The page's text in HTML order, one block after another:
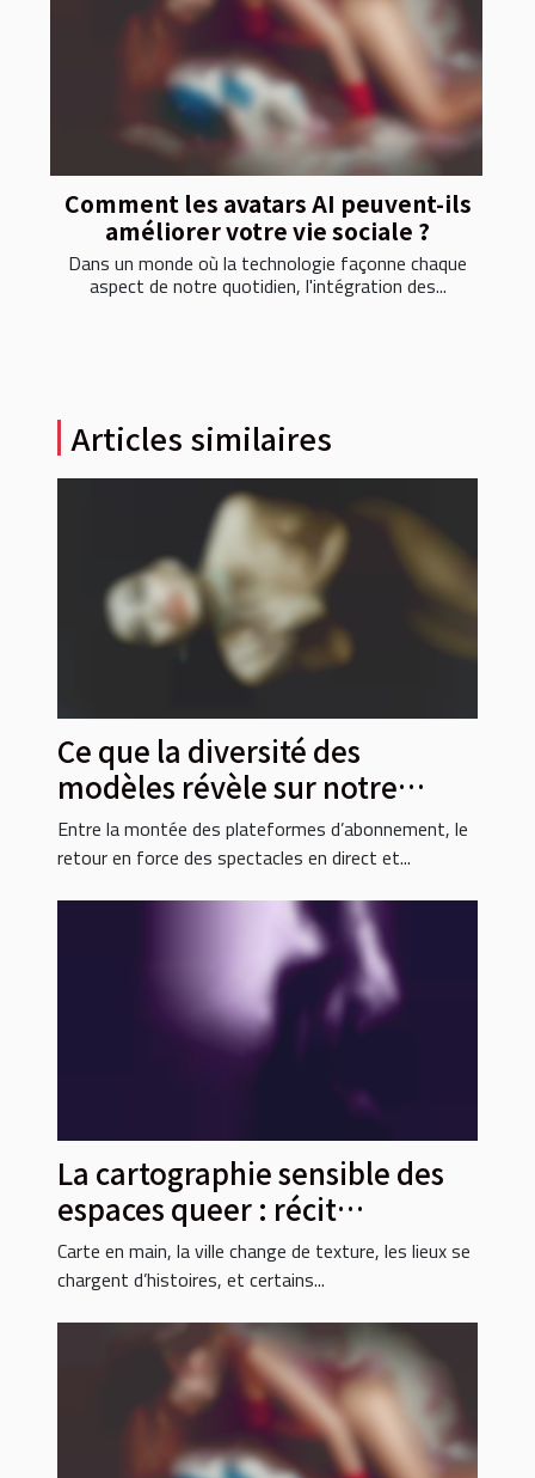
Comment les avatars AI peuvent-ils
améliorer votre vie sociale ?
Dans un monde où la technologie façonne chaque
aspect de notre quotidien, l'intégration des...
Articles similaires
Ce que la diversité des
modèles révèle sur notre
rapport à l’intimité
Entre la montée des plateformes d’abonnement, le
retour en force des spectacles en direct et...
La cartographie sensible des
espaces queer : récit
d’explorations citadines
Carte en main, la ville change de texture, les lieux se
chargent d’histoires, et certains...